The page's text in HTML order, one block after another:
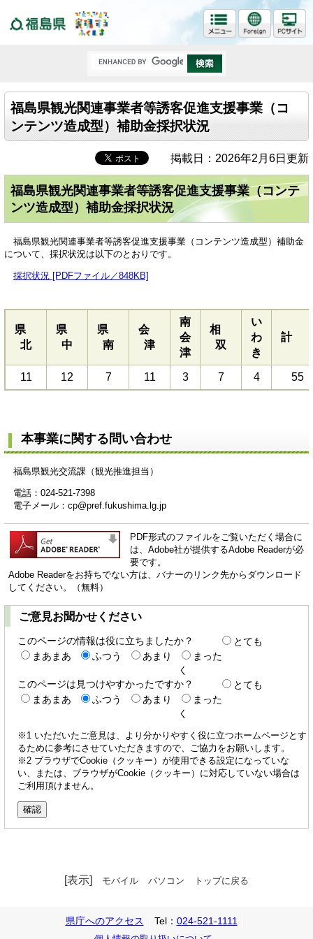
福島県観光関連事業者等誘客促進支援事業（コ
ンテンツ造成型）補助金採択状況
掲載日：2026年2月6日更新
福島県観光関連事業者等誘客促進支援事業（コンテ
ンツ造成型）補助金採択状況
福島県観光関連事業者等誘客促進支援事業（コンテンツ造成型）補助金
について、採択状況は以下のとおりです。
採択状況 [PDFファイル／848KB]
県
北
県
中
県
南
会
津
南
会
津
相
双
い
わ
き
11 12 7 11 3 7 4 55
本事業に関する問い合わせ
福島県観光交流課（観光推進担当）
電話：024-521-7398
電子メール：cp@pref.fukushima.lg.jp​
PDF形式のファイルをご覧いただく場合に
は、Adobe社が提供するAdobe Readerが必
要です。
Adobe Readerをお持ちでない方は、バナーのリンク先からダウンロード
してください。（無料）
ご意見お聞かせください
このページの情報は役に立ちましたか？
とても
まあまあ
ふつう あまり
まった
く
このページは見つけやすかったですか？
とても
まあまあ
ふつう あまり
まった
く
※1 いただいたご意見は、より分かりやすく役に立つホームページとす
るために参考にさせていただきますので、ご協力をお願いします。
※2 ブラウザでCookie（クッキー）が使用できる設定になっていな
い、または、ブラウザがCookie（クッキー）に対応していない場合は
ご利用頂けません。
[表示] モバイル パソコン トップに戻る
県庁へのアクセス Tel： 024-521-1111